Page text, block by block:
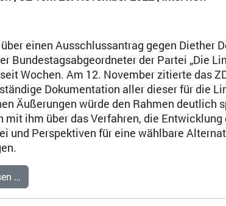
einen Ausschlussantrag gegen Diether
Bundestagsabgeordneter der Partei „Die
Wochen. Am 12. November zitierte das
Dokumentation aller dieser für die
Äußerungen würde den Rahmen deutlich
mit ihm über das Verfahren, die Entwicklung
und Perspektiven für eine wählbare
…